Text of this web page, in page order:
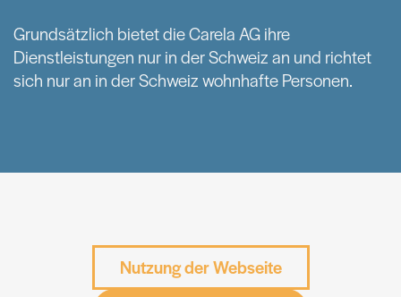
Grundsätzlich bietet die Carela AG ihre
Dienstleistungen nur in der Schweiz an und richtet
sich nur an in der Schweiz wohnhafte Personen.
Nutzung der Webseite